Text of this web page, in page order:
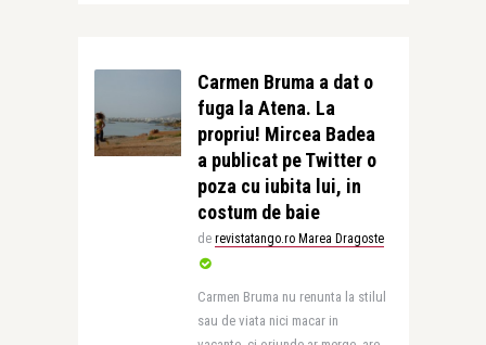
Carmen Bruma a dat o
fuga la Atena. La
propriu! Mircea Badea
a publicat pe Twitter o
poza cu iubita lui, in
costum de baie
de revistatango.ro Marea Dragoste
Carmen Bruma nu renunta la stilul
sau de viata nici macar in